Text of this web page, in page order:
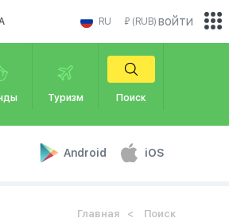
RU ₽ (RUB)
Туризм Поиск
Android iOS
войти
Главная Поиск